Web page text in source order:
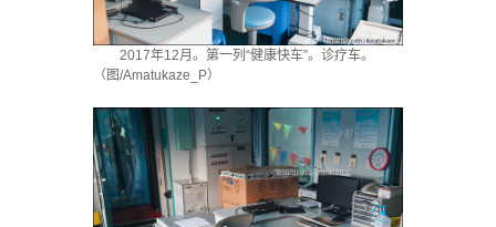
2017年12月。第一列“健康快车”。诊疗车。
（图/Amatukaze_P）